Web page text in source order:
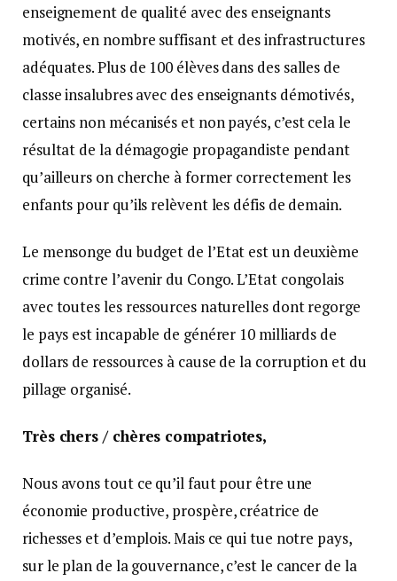
enseignement de qualité avec des enseignants
motivés, en nombre suffisant et des infrastructures
adéquates. Plus de 100 élèves dans des salles de
classe insalubres avec des enseignants démotivés,
certains non mécanisés et non payés, c’est cela le
résultat de la démagogie propagandiste pendant
qu’ailleurs on cherche à former correctement les
enfants pour qu’ils relèvent les défis de demain.
Le mensonge du budget de l’Etat est un deuxième
crime contre l’avenir du Congo. L’Etat congolais
avec toutes les ressources naturelles dont regorge
le pays est incapable de générer 10 milliards de
dollars de ressources à cause de la corruption et du
pillage organisé.
Très chers / chères compatriotes,
Nous avons tout ce qu’il faut pour être une
économie productive, prospère, créatrice de
richesses et d’emplois. Mais ce qui tue notre pays,
sur le plan de la gouvernance, c’est le cancer de la